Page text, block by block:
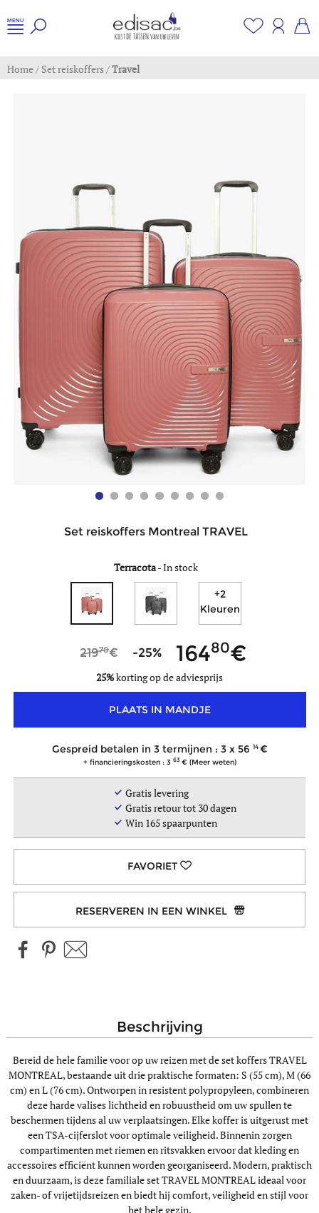
Home/ Set reiskoffers/Travel
Set reiskoffers Montreal TRAVEL
Terracota-In stock
+2
Kleuren
minder
kleuren
21970 -25% 16480
25%korting op de adviesprijs
PLAATS IN MANDJE
Gespreid betalen in 3 termijnen : 3 x 56 14
+ financieringskosten : 3 63 (Meer weten)
Gratis levering
Gratis retour tot 30 dagen
Win 165spaarpunten
RESERVEREN IN EEN WINKEL
beschrijving
Bereid de hele familie voor op uw reizen met de set koffers TRAVEL
MONTREAL, bestaande uit drie praktische formaten: S (55 cm), M (66
cm) en L (76 cm). Ontworpen in resistent polypropyleen, combineren
deze harde valises lichtheid en robuustheid om uw spullen te
beschermen tijdens al uw verplaatsingen. Elke koffer is uitgerust met
een TSA-cijferslot voor optimale veiligheid. Binnenin zorgen
compartimenten met riemen en ritsvakken ervoor dat kleding en
accessoires efficiënt kunnen worden georganiseerd. Modern, praktisch
en duurzaam, is deze familiale set TRAVEL MONTREAL ideaal voor
zaken- of vrijetijdsreizen en biedt hij comfort, veiligheid en stijl voor
het hele gezin.